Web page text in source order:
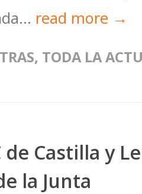
read more →
, TODA LA
de Castilla y
la Junta